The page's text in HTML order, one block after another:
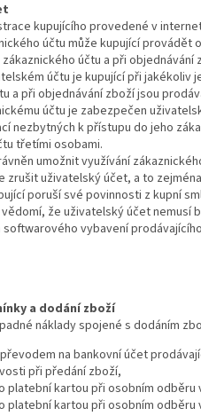
kupujícího provedené v
účtu může kupující
účtu a při
účtu je kupující při jakékoliv
a při objednávání zboží jsou
účtu je zabezpečen
nezbytných k přístupu do jeho
třetími osobami.
umožnit využívání
zrušit uživatelský účet, a to
poruší své povinnosti z kupní
že uživatelský účet
vybavení
a dodání zboží
náklady spojené s dodáním
na bankovní účet
při předání zboží,
platební kartou při osobním odběru
platební kartou při osobním odběru